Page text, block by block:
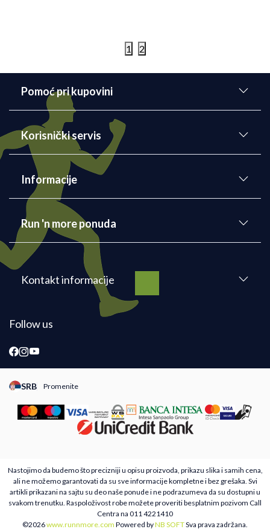
1 2
Pomoć pri kupovini
Korisnički servis
Informacije
Run 'n more ponuda
Kontakt informacije
Follow us
SRB Promenite
Promeni instancu sajta, posetite sajtove za druge zemlje
Nastojimo da budemo što precizniji u opisu proizvoda, prikazu slika i samih cena,
ali ne možemo garantovati da su sve informacije kompletne i bez grešaka. Svi
artikli prikazani na sajtu su deo naše ponude i ne podrazumeva da su dostupni u
svakom trenutku. Raspoloživost robe možete proveriti besplatnim pozivom Call
Centra na 011 4221410
©2026www.runnmore.com Powered byNB SOFTSva prava zadržana.